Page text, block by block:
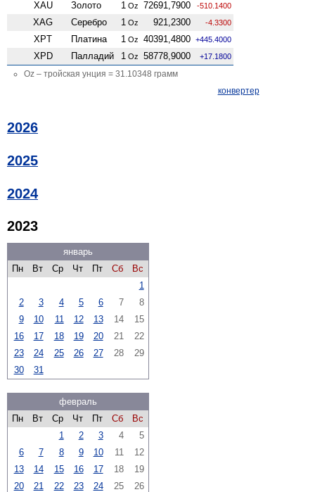
XAU Золото 1 Oz 72691,7900 -510.1400
XAG Серебро 1 Oz 921,2300 -4.3300
XPT Платина 1 Oz 40391,4800 +445.4000
XPD Палладий 1 Oz 58778,9000 +17.1800
Oz – тройская унция = 31.10348 грамм
конвертер
2026
2025
2024
2023
январь
Пн
Вт Ср Чт Пт Сб
Вс
1
2
3 4 5 6 7
8
9
10 11 12 13 14
15
16
17 18 19 20 21
22
23
24 25 26 27 28
29
30
31
февраль
Пн
Вт Ср Чт Пт Сб
Вс
1
2 3 4
5
6
7 8 9 10 11
12
13
14 15 16 17 18
19
20
21 22 23 24 25
26